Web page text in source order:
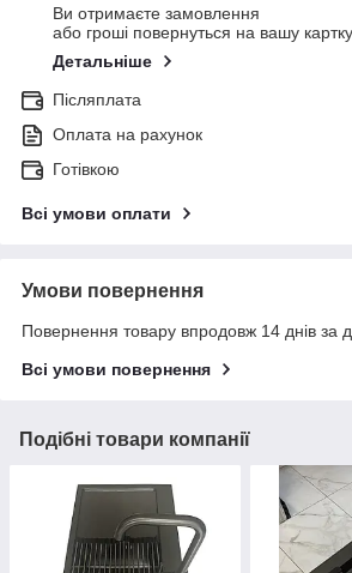
Ви отримаєте замовлення
або гроші повернуться на вашу картку
Детальніше
Післяплата
Оплата на рахунок
Готівкою
Всі умови оплати
Умови повернення
Повернення товару впродовж 14 днів за
Всі умови повернення
Подібні товари компанії